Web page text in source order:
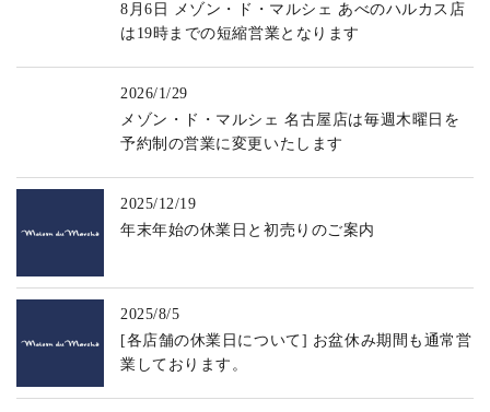
8月6日 メゾン・ド・マルシェ あべのハルカス店
は19時までの短縮営業となります
2026/1/29
メゾン・ド・マルシェ 名古屋店は毎週木曜日を
予約制の営業に変更いたします
2025/12/19
年末年始の休業日と初売りのご案内
2025/8/5
[各店舗の休業日について] お盆休み期間も通常営
業しております。